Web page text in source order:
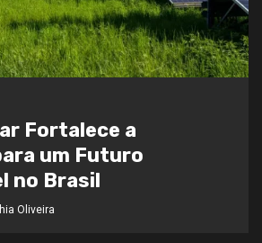
Encontra o Seu
Cynthia Oliveira